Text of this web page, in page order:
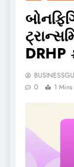
DRHP
0
1 Mins